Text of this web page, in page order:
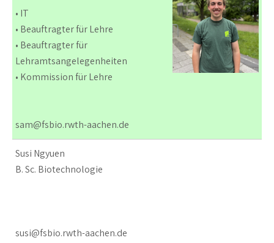
• IT
• Beauftragter für Lehre
• Beauftragter für
Lehramtsangelegenheiten
• Kommission für Lehre
sam@fsbio.rwth-aachen.de
Susi Ngyuen
B. Sc. Biotechnologie
susi@fsbio.rwth-aachen.de